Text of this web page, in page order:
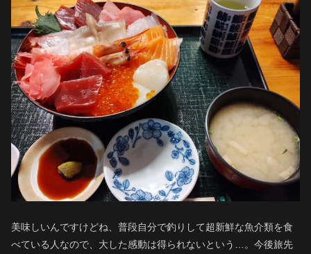
美味しいんですけどね、普段自分で釣りして超新鮮な魚介類を食
べている人なので、大した感動は得られないという…。今後旅先